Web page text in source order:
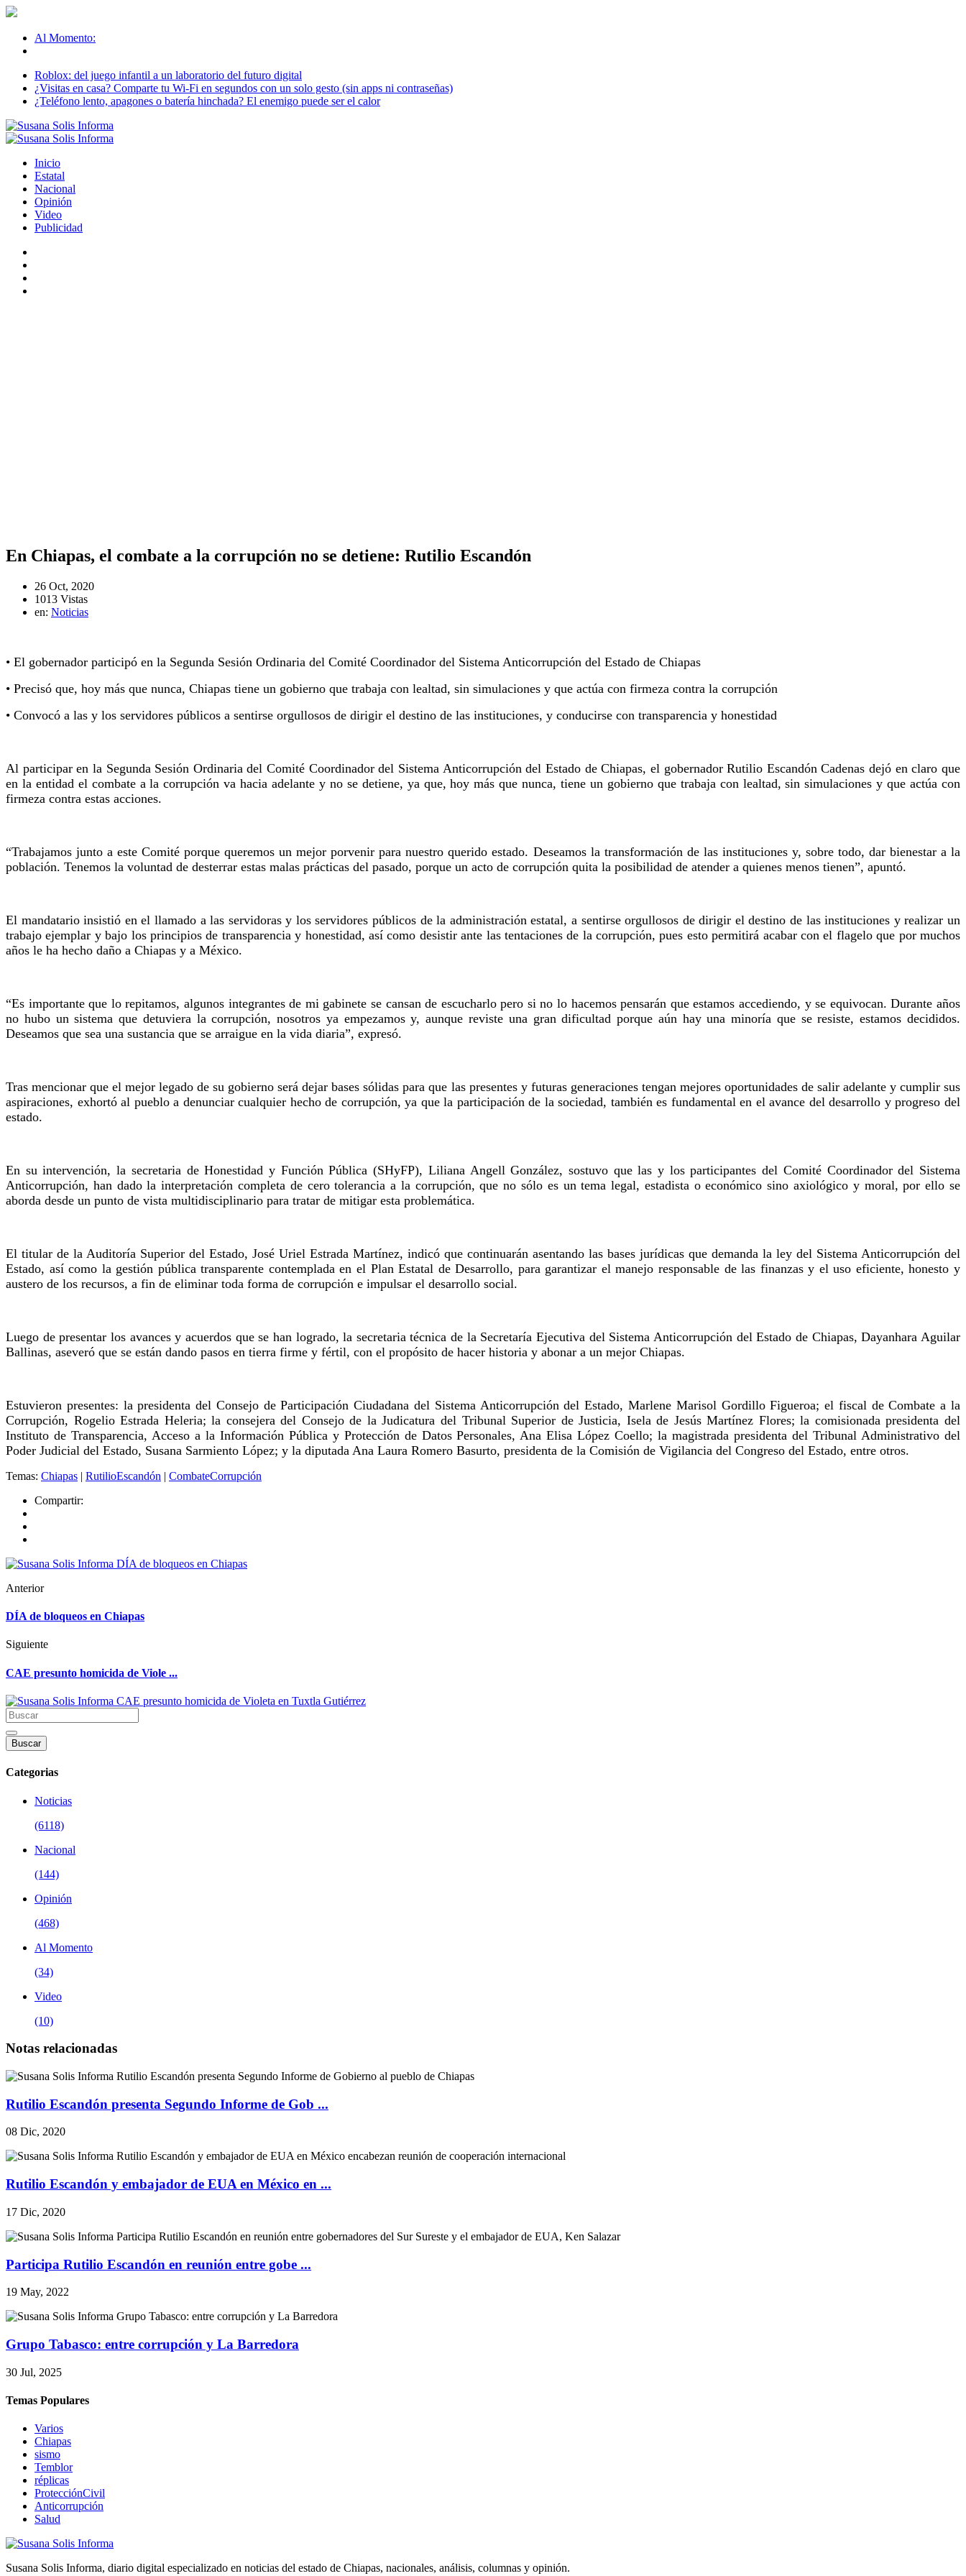
Al Momento:
Roblox: del juego infantil a un laboratorio del futuro digital
¿Visitas en casa? Comparte tu Wi-Fi en segundos con un solo gesto (sin apps ni contraseñas)
¿Teléfono lento, apagones o batería hinchada? El enemigo puede ser el calor
Inicio
Estatal
Nacional
Opinión
Video
Publicidad
En Chiapas, el combate a la corrupción no se detiene: Rutilio Escandón
26 Oct, 2020
1013 Vistas
en: Noticias
• El gobernador participó en la Segunda Sesión Ordinaria del Comité Coordinador del Sistema Anticorrupción del Estado de Chiapas
• Precisó que, hoy más que nunca, Chiapas tiene un gobierno que trabaja con lealtad, sin simulaciones y que actúa con firmeza contra la corrupción
• Convocó a las y los servidores públicos a sentirse orgullosos de dirigir el destino de las instituciones, y conducirse con transparencia y honestidad
Al participar en la Segunda Sesión Ordinaria del Comité Coordinador del Sistema Anticorrupción del Estado de Chiapas, el gobernador Rutilio Escandón Cadenas dejó en claro que
en la entidad el combate a la corrupción va hacia adelante y no se detiene, ya que, hoy más que nunca, tiene un gobierno que trabaja con lealtad, sin simulaciones y que actúa con
firmeza contra estas acciones.
“Trabajamos junto a este Comité porque queremos un mejor porvenir para nuestro querido estado. Deseamos la transformación de las instituciones y, sobre todo, dar bienestar a la
población. Tenemos la voluntad de desterrar estas malas prácticas del pasado, porque un acto de corrupción quita la posibilidad de atender a quienes menos tienen”, apuntó.
El mandatario insistió en el llamado a las servidoras y los servidores públicos de la administración estatal, a sentirse orgullosos de dirigir el destino de las instituciones y realizar un
trabajo ejemplar y bajo los principios de transparencia y honestidad, así como desistir ante las tentaciones de la corrupción, pues esto permitirá acabar con el flagelo que por muchos
años le ha hecho daño a Chiapas y a México.
“Es importante que lo repitamos, algunos integrantes de mi gabinete se cansan de escucharlo pero si no lo hacemos pensarán que estamos accediendo, y se equivocan. Durante años
no hubo un sistema que detuviera la corrupción, nosotros ya empezamos y, aunque reviste una gran dificultad porque aún hay una minoría que se resiste, estamos decididos.
Deseamos que sea una sustancia que se arraigue en la vida diaria”, expresó.
Tras mencionar que el mejor legado de su gobierno será dejar bases sólidas para que las presentes y futuras generaciones tengan mejores oportunidades de salir adelante y cumplir sus
aspiraciones, exhortó al pueblo a denunciar cualquier hecho de corrupción, ya que la participación de la sociedad, también es fundamental en el avance del desarrollo y progreso del
estado.
En su intervención, la secretaria de Honestidad y Función Pública (SHyFP), Liliana Angell González, sostuvo que las y los participantes del Comité Coordinador del Sistema
Anticorrupción, han dado la interpretación completa de cero tolerancia a la corrupción, que no sólo es un tema legal, estadista o económico sino axiológico y moral, por ello se
aborda desde un punto de vista multidisciplinario para tratar de mitigar esta problemática.
El titular de la Auditoría Superior del Estado, José Uriel Estrada Martínez, indicó que continuarán asentando las bases jurídicas que demanda la ley del Sistema Anticorrupción del
Estado, así como la gestión pública transparente contemplada en el Plan Estatal de Desarrollo, para garantizar el manejo responsable de las finanzas y el uso eficiente, honesto y
austero de los recursos, a fin de eliminar toda forma de corrupción e impulsar el desarrollo social.
Luego de presentar los avances y acuerdos que se han logrado, la secretaria técnica de la Secretaría Ejecutiva del Sistema Anticorrupción del Estado de Chiapas, Dayanhara Aguilar
Ballinas, aseveró que se están dando pasos en tierra firme y fértil, con el propósito de hacer historia y abonar a un mejor Chiapas.
Estuvieron presentes: la presidenta del Consejo de Participación Ciudadana del Sistema Anticorrupción del Estado, Marlene Marisol Gordillo Figueroa; el fiscal de Combate a la
Corrupción, Rogelio Estrada Heleria; la consejera del Consejo de la Judicatura del Tribunal Superior de Justicia, Isela de Jesús Martínez Flores; la comisionada presidenta del
Instituto de Transparencia, Acceso a la Información Pública y Protección de Datos Personales, Ana Elisa López Coello; la magistrada presidenta del Tribunal Administrativo del
Poder Judicial del Estado, Susana Sarmiento López; y la diputada Ana Laura Romero Basurto, presidenta de la Comisión de Vigilancia del Congreso del Estado, entre otros.
Temas: Chiapas | RutilioEscandón | CombateCorrupción
Compartir:
Anterior
DÍA de bloqueos en Chiapas
Siguiente
CAE presunto homicida de Viole ...
Buscar
Categorias
Noticias
(6118)
Nacional
(144)
Opinión
(468)
Al Momento
(34)
Video
(10)
Notas relacionadas
Rutilio Escandón presenta Segundo Informe de Gob ...
08 Dic, 2020
Rutilio Escandón y embajador de EUA en México en ...
17 Dic, 2020
Participa Rutilio Escandón en reunión entre gobe ...
19 May, 2022
Grupo Tabasco: entre corrupción y La Barredora
30 Jul, 2025
Temas Populares
Varios
Chiapas
sismo
Temblor
réplicas
ProtecciónCivil
Anticorrupción
Salud
Susana Solis Informa, diario digital especializado en noticias del estado de Chiapas, nacionales, análisis, columnas y opinión.